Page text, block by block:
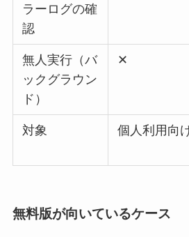
ラーログの確
認
無人実行（バ
ックグラウン
ド）
✕
対象 個人利用向
無料版が向いているケース